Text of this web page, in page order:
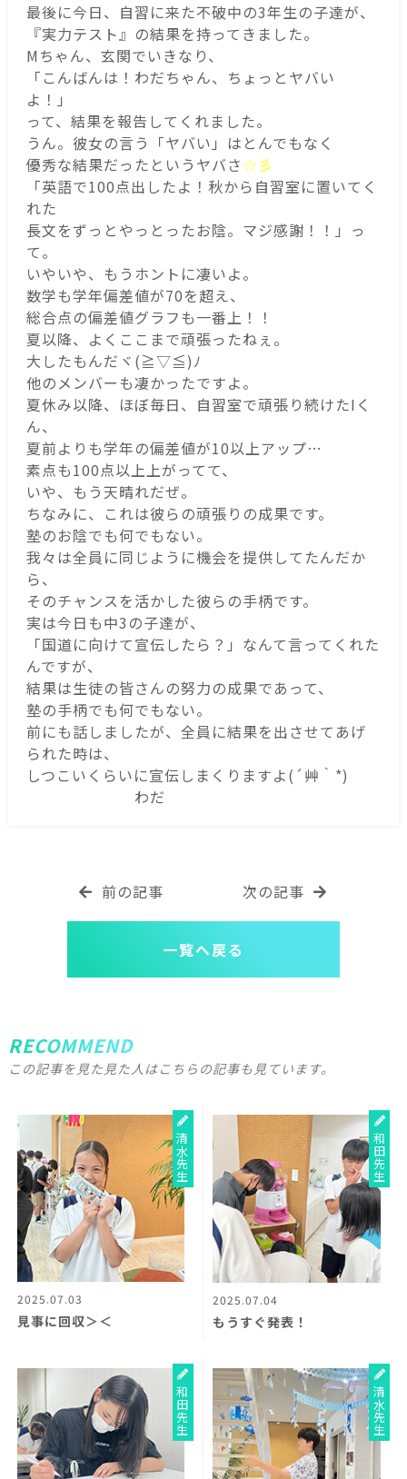
最後に今日、自習に来た不破中の3年生の子達が、
『実力テスト』の結果を持ってきました。
Mちゃん、玄関でいきなり、
「こんばんは！わだちゃん、ちょっとヤバい
よ！」
って、結果を報告してくれました。
うん。彼女の言う「ヤバい」はとんでもなく
優秀な結果だったというヤバさ☆彡
「英語で100点出したよ！秋から自習室に置いてく
れた
長文をずっとやっとったお陰。マジ感謝！！」っ
て。
いやいや、もうホントに凄いよ。
数学も学年偏差値が70を超え、
総合点の偏差値グラフも一番上！！
夏以降、よくここまで頑張ったねぇ。
大したもんだヾ(≧▽≦)ﾉ
他のメンバーも凄かったですよ。
夏休み以降、ほぼ毎日、自習室で頑張り続けたIく
ん、
夏前よりも学年の偏差値が10以上アップ…
素点も100点以上上がってて、
いや、もう天晴れだぜ。
ちなみに、これは彼らの頑張りの成果です。
塾のお陰でも何でもない。
我々は全員に同じように機会を提供してたんだか
ら、
そのチャンスを活かした彼らの手柄です。
実は今日も中3の子達が、
「国道に向けて宣伝したら？」なんて言ってくれた
んですが、
結果は生徒の皆さんの努力の成果であって、
塾の手柄でも何でもない。
前にも話しましたが、全員に結果を出させてあげ
られた時は、
しつこいくらいに宣伝しまくりますよ(´艸｀*)
わだ
前の記事
一覧へ戻る
次の記事
RECOMMEND
この記事を見た見た人はこちらの記事も見ています。
清水先生
2025.07.03
見事に回収＞＜
和田先生
2025.07.04
もうすぐ発表！
和田先生 清水先生